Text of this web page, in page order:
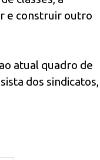
e construir outro
atual quadro de
dos sindicatos,